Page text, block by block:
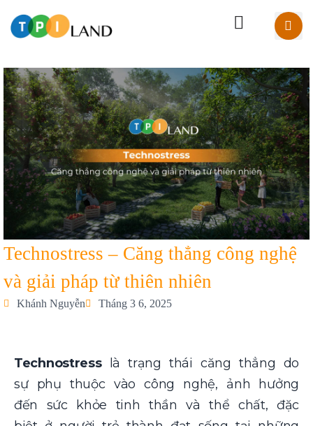
Technostress – Căng thẳng công nghệ
và giải pháp từ thiên nhiên
Khánh Nguyễn Tháng 3 6, 2025
Technostresslà trạng thái căng thẳng do
sự phụ thuộc vào công nghệ, ảnh hưởng
đến sức khỏe tinh thần và thể chất, đặc